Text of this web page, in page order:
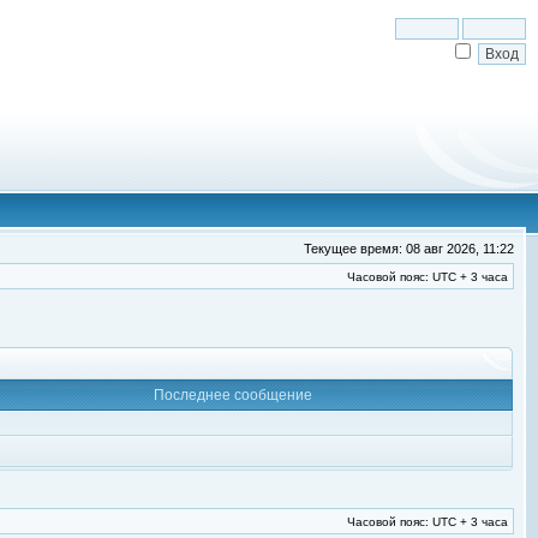
Текущее время: 08 авг 2026, 11:22
Часовой пояс: UTC + 3 часа
Последнее сообщение
Часовой пояс: UTC + 3 часа